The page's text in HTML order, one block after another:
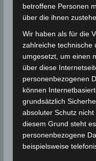
Für die Nutzung
Limited, Gordon
werden seitens
Daten erhoben,
Daten
Google
✓ Erlauben
Die
betroffene Personen
über die ihnen
Wir haben als für die
zahlreiche technische
umgesetzt, um einen
über diese
personenbezogenen
können
grundsätzlich
absoluter Schutz
diesem Grund steht
personenbezogene
beispielsweise